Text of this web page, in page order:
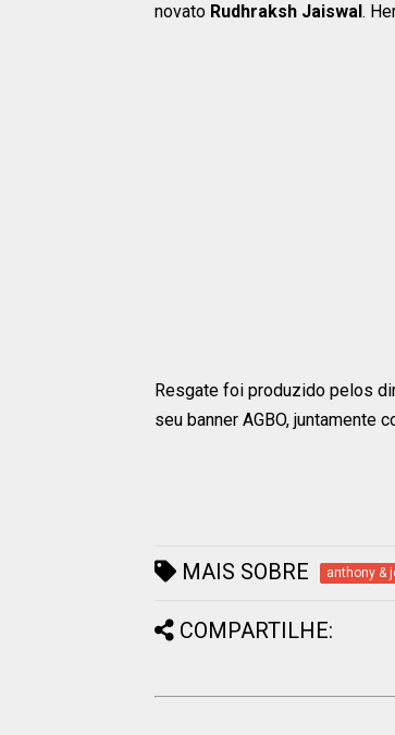
novato Rudhraksh Jaiswal .
Resgate foi produzido pelos
seu banner AGBO, juntamente
MAIS SOBRE anthony &
COMPARTILHE: